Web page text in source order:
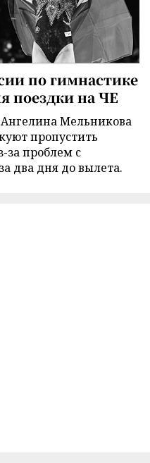
по гимнастике
поездки на ЧЕ
Мельникова
пропустить
за проблем с
два дня до вылета.